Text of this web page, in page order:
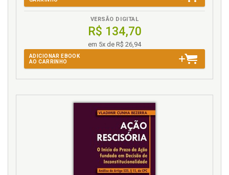
VERSÃO DIGITAL
R$ 134,70
em 5x de R$ 26,94
ADICIONAR EBOOK
AO CARRINHO